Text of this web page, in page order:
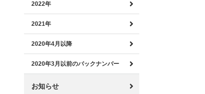
2022年
2021年
2020年4月以降
2020年3月以前のバックナンバー
お知らせ